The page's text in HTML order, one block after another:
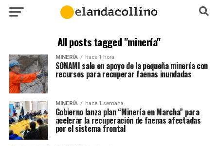
All posts tagged "minería"
MINERÍA hace 1 hora
SONAMI sale en apoyo de la pequeña minería con
recursos para recuperar faenas inundadas
MINERÍA hace 1 semana
Gobierno lanza plan “Minería en Marcha” para
acelerar la recuperación de faenas afectadas
por el sistema frontal